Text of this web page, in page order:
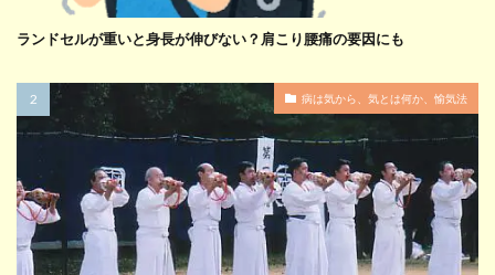
ランドセルが重いと身長が伸びない？肩こり腰痛の要因にも
病は気から、気とは何か、愉気法